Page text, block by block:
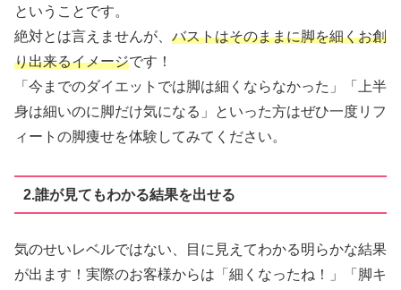
ということです。
絶対とは言えませんが、 バストはそのままに脚を細くお創
り出来るイメージです！
「今までのダイエットでは脚は細くならなかった」「上半
身は細いのに脚だけ気になる」といった方はぜひ一度リフ
ィートの脚痩せを体験してみてください。
2.誰が見てもわかる結果を出せる
気のせいレベルではない、目に見えてわかる明らかな結果
が出ます！実際のお客様からは「細くなったね！」「脚キ